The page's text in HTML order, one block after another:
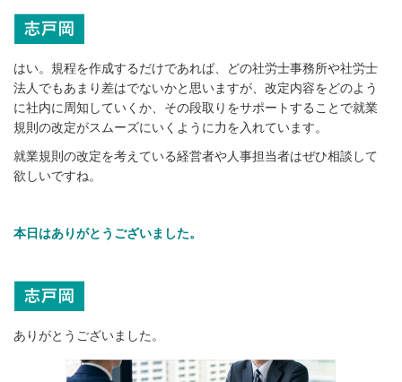
はい。規程を作成するだけであれば、どの社労士事務所や社労士
法人でもあまり差はでないかと思いますが、改定内容をどのよう
に社内に周知していくか、その段取りをサポートすることで就業
規則の改定がスムーズにいくように力を入れています。
就業規則の改定を考えている経営者や人事担当者はぜひ相談して
欲しいですね。
本日はありがとうございました。
ありがとうございました。